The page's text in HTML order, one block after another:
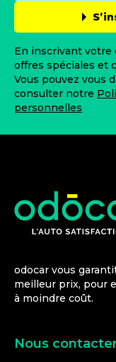
En inscrivant votre
offres spéciales et
Vous pouvez vous
consulter notre
personnelles
odocar vous
meilleur prix, pour
à moindre coût.
Nous